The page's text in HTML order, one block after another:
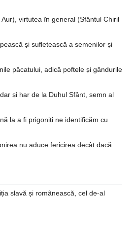
virtutea în general (Sfântul Chiril
și sufletească a semenilor și
păcatului, adică poftele și gândurile
și har de la Duhul Sfânt, semn al
la a fi prigoniți ne identificăm cu
nu aduce fericirea decât dacă
slavă și românească, cel de-al